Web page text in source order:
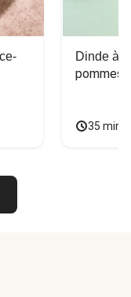
Dinde à
pommes
35